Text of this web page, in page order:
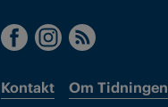
Kontakt Om Tidningen